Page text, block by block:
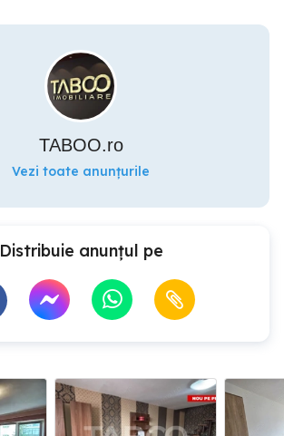
TABOO.ro
Vezi toate anunțurile
Distribuie anunțul pe